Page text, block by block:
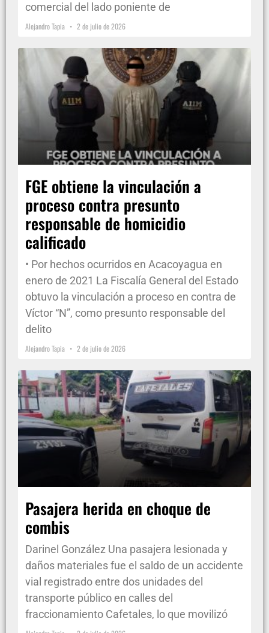
comercial del lado poniente de
Alejandro Tapia 2 de julio de 2026
FGE obtiene la vinculación a
proceso contra presunto
responsable de homicidio
calificado
• Por hechos ocurridos en Acacoyagua en
enero de 2021 La Fiscalía General del Estado
obtuvo la vinculación a proceso en contra de
Víctor “N”, como presunto responsable del
delito
Alejandro Tapia 2 de julio de 2026
Pasajera herida en choque de
combis
Darinel González Una pasajera lesionada y
daños materiales fue el saldo de un accidente
vial registrado entre dos unidades del
transporte público en calles del
fraccionamiento Cafetales, lo que movilizó